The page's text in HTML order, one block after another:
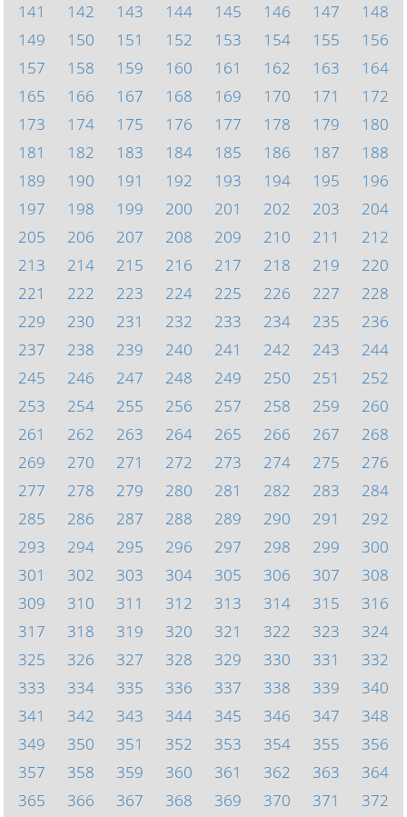
141
142 143 144 145 146 147
148
149
150 151 152 153 154 155
156
157
158 159 160 161 162 163
164
165
166 167 168 169 170 171
172
173
174 175 176 177 178 179
180
181
182 183 184 185 186 187
188
189
190 191 192 193 194 195
196
197
198 199 200 201 202 203
204
205
206 207 208 209 210 211
212
213
214 215 216 217 218 219
220
221
222 223 224 225 226 227
228
229
230 231 232 233 234 235
236
237
238 239 240 241 242 243
244
245
246 247 248 249 250 251
252
253
254 255 256 257 258 259
260
261
262 263 264 265 266 267
268
269
270 271 272 273 274 275
276
277
278 279 280 281 282 283
284
285
286 287 288 289 290 291
292
293
294 295 296 297 298 299
300
301
302 303 304 305 306 307
308
309
310 311 312 313 314 315
316
317
318 319 320 321 322 323
324
325
326 327 328 329 330 331
332
333
334 335 336 337 338 339
340
341
342 343 344 345 346 347
348
349
350 351 352 353 354 355
356
357
358 359 360 361 362 363
364
365
366 367 368 369 370 371 372